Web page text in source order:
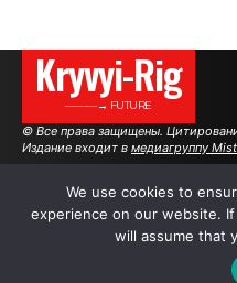
Kryvyi-Rig
———→ FUTURE
© Все права защищены.
Издание входит в медиагруппу
We use cookies to
experience on our website.
will assume that